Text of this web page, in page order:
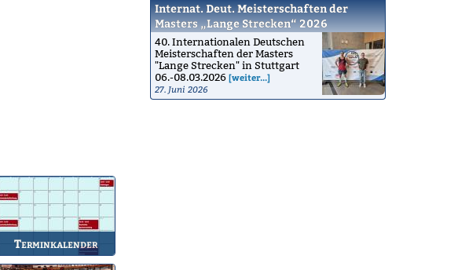
Internat. Deut. Meisterschaften der
Masters „Lange Strecken“ 2026
40. Internationalen Deutschen
Meisterschaften der Masters
"Lange Strecken" in Stuttgart
06.-08.03.2026 [weiter...]
27. Juni 2026
Terminkalender
Die Termine des BSV.